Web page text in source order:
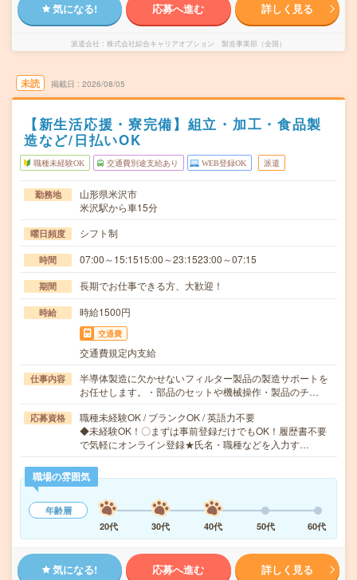
気になる! 応募へ進む 詳しく見る
派遣会社 株式会社綜合キャリアオプション 製造事業部（全国）
未読 掲載日 2026/08/05
【新生活応援・寮完備】組立・加工・食品製
造など/日払いOK
職種未経験OK 交通費別途支給あり WEB登録OK 派遣
勤務地
山形県米沢市
米沢駅から車15分
曜日頻度 シフト制
時間 07:00～15:1515:00～23:1523:00～07:15
期間 長期でお仕事できる方、大歓迎！
時給 時給1500円
交通費
交通費規定内支給
仕事内容
半導体製造に欠かせないフィルター製品の製造サポートを
お任せします。・部品のセットや機械操作・製品のチ…
応募資格
職種未経験OK / ブランクOK / 英語力不要
◆未経験OK！〇まずは事前登録だけでもOK！履歴書不要
で気軽にオンライン登録★氏名・職種などを入力す…
職場の雰囲気
年齢層
20代
30代 40代 50代 60代
気になる! 応募へ進む 詳しく見る